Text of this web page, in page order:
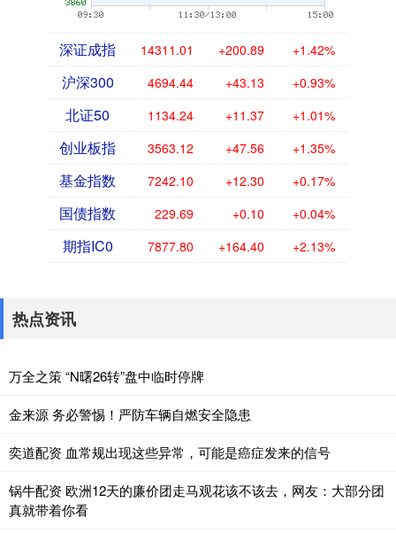
深证成指 14311.01 +200.89 +1.42%
沪深300 4694.44 +43.13 +0.93%
北证50 1134.24 +11.37 +1.01%
创业板指 3563.12 +47.56 +1.35%
基金指数 7242.10 +12.30 +0.17%
国债指数 229.69 +0.10 +0.04%
期指IC0 7877.80 +164.40 +2.13%
热点资讯
万全之策 “N曙26转”盘中临时停牌
金来源 务必警惕！严防车辆自燃安全隐患
奕道配资 血常规出现这些异常，可能是癌症发来的信号
锅牛配资 欧洲12天的廉价团走马观花该不该去，网友：大部分团
真就带着你看